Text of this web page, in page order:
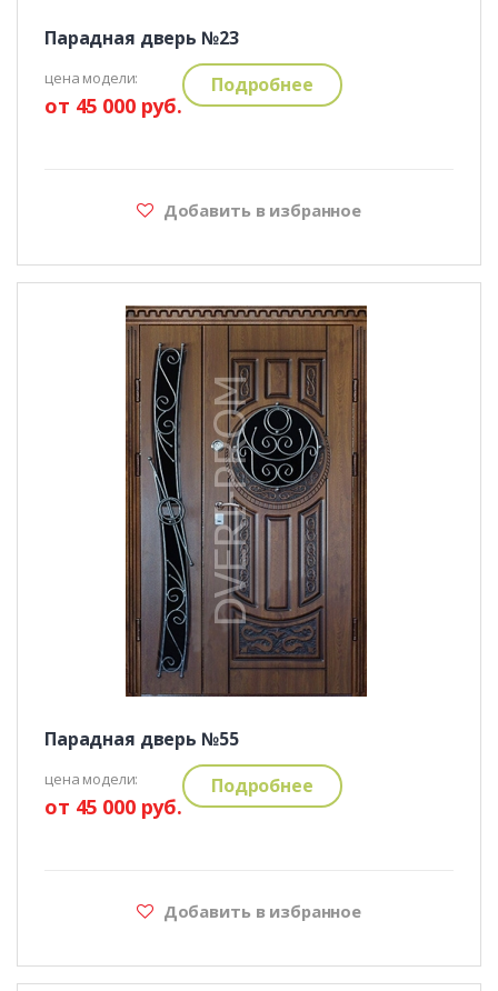
Парадная дверь №23
цена модели:
от 45 000 руб.
Подробнее
Добавить в избранное
Парадная дверь №55
цена модели:
от 45 000 руб.
Подробнее
Добавить в избранное